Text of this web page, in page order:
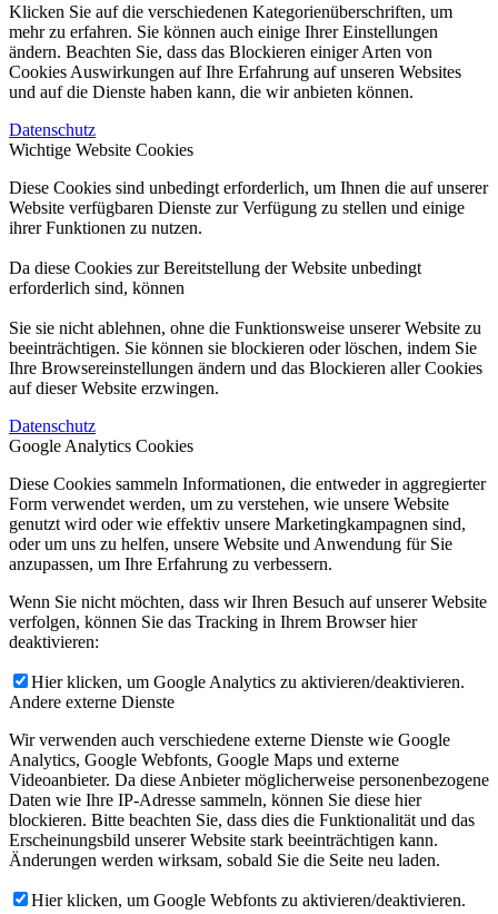
Klicken Sie auf die verschiedenen Kategorienüberschriften, um
mehr zu erfahren. Sie können auch einige Ihrer Einstellungen
ändern. Beachten Sie, dass das Blockieren einiger Arten von
Cookies Auswirkungen auf Ihre Erfahrung auf unseren Websites
und auf die Dienste haben kann, die wir anbieten können.
Datenschutz
Wichtige Website Cookies
Diese Cookies sind unbedingt erforderlich, um Ihnen die auf unserer
Website verfügbaren Dienste zur Verfügung zu stellen und einige
ihrer Funktionen zu nutzen.
Da diese Cookies zur Bereitstellung der Website unbedingt
erforderlich sind, können
Sie sie nicht ablehnen, ohne die Funktionsweise unserer Website zu
beeinträchtigen. Sie können sie blockieren oder löschen, indem Sie
Ihre Browsereinstellungen ändern und das Blockieren aller Cookies
auf dieser Website erzwingen.
Datenschutz
Google Analytics Cookies
Diese Cookies sammeln Informationen, die entweder in aggregierter
Form verwendet werden, um zu verstehen, wie unsere Website
genutzt wird oder wie effektiv unsere Marketingkampagnen sind,
oder um uns zu helfen, unsere Website und Anwendung für Sie
anzupassen, um Ihre Erfahrung zu verbessern.
Wenn Sie nicht möchten, dass wir Ihren Besuch auf unserer Website
verfolgen, können Sie das Tracking in Ihrem Browser hier
deaktivieren:
Hier klicken, um Google Analytics zu aktivieren/deaktivieren.
Andere externe Dienste
Wir verwenden auch verschiedene externe Dienste wie Google
Analytics, Google Webfonts, Google Maps und externe
Videoanbieter. Da diese Anbieter möglicherweise personenbezogene
Daten wie Ihre IP-Adresse sammeln, können Sie diese hier
blockieren. Bitte beachten Sie, dass dies die Funktionalität und das
Erscheinungsbild unserer Website stark beeinträchtigen kann.
Änderungen werden wirksam, sobald Sie die Seite neu laden.
Hier klicken, um Google Webfonts zu aktivieren/deaktivieren.